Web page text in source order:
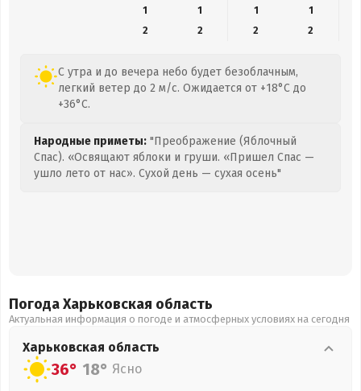
1
1 1
1
2
2 2 2
С утра и до вечера небо будет безоблачным,
легкий ветер до 2 м/с. Ожидается от +18°C до
+36°C.
Народные приметы: "Преображение (Яблочный
Спас). «Освящают яблоки и груши. «Пришел Спас —
ушло лето от нас». Сухой день — сухая осень"
Погода Харьковская область
Актуальная информация о погоде и атмосферных условиях на сегодня
Харьковская область
36° 18° Ясно